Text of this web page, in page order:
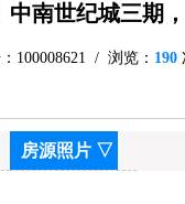
中南世纪城三期
100008621 / 浏览： 190
房源照片 ▽